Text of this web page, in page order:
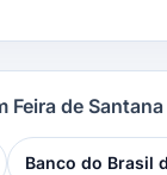
Feira de Santana
Banco do Brasil